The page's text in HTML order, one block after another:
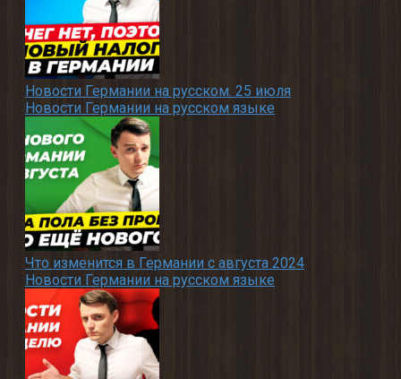
Новости Германии на русском. 25 июля
Новости Германии на русском языке
Что изменится в Германии с августа 2024
Новости Германии на русском языке